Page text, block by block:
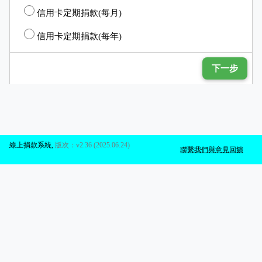
信用卡定期捐款(每月)
信用卡定期捐款(每年)
下一步
聯繫我們與意見回饋
線上捐款系統 版次：v2.36 (2025.06.24)